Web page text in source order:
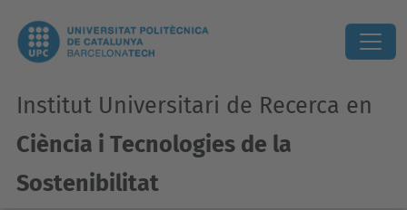
Institut Universitari de Recerca en
Ciència i Tecnologies de la
Sostenibilitat